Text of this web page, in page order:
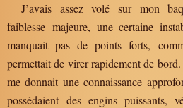
J’avais assez volé sur mon
faiblesse majeure, une certaine
manquait pas de points forts,
permettait de virer rapidement de
me donnait une connaissance
possédaient des engins puissants,